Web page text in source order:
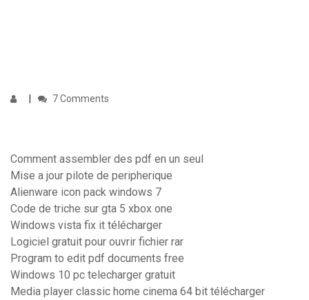
7 Comments
Comment assembler des pdf en un seul
Mise a jour pilote de peripherique
Alienware icon pack windows 7
Code de triche sur gta 5 xbox one
Windows vista fix it télécharger
Logiciel gratuit pour ouvrir fichier rar
Program to edit pdf documents free
Windows 10 pc telecharger gratuit
Media player classic home cinema 64 bit télécharger